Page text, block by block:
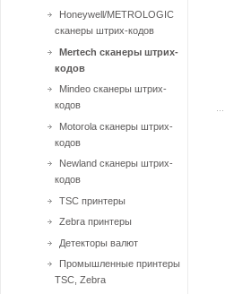
Honeywell/METROLOGIC
сканеры штрих-кодов
Mertech сканеры штрих-
кодов
Mindeo сканеры штрих-
кодов
Motorola сканеры штрих-
кодов
Newland сканеры штрих-
кодов
TSC принтеры
Zebra принтеры
Детекторы валют
Промышленные принтеры
TSC, Zebra